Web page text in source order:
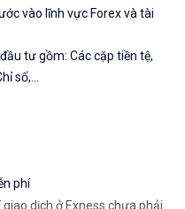
vào lĩnh vực Forex và tài
tư gồm: Các cặp tiền tệ,
số,...
phí
giao dịch ở Exness chưa phải